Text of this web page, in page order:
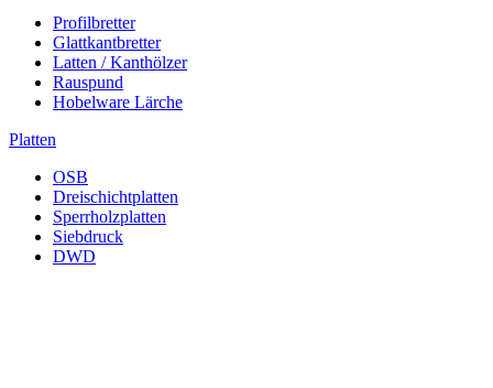
Profilbretter
Glattkantbretter
Latten / Kanthölzer
Rauspund
Hobelware Lärche
Platten
OSB
Dreischichtplatten
Sperrholzplatten
Siebdruck
DWD